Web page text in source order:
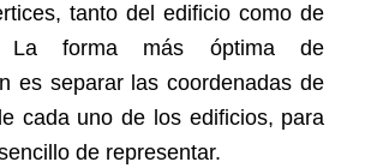
tanto del edificio como de
La forma más óptima de
es separar las coordenadas de
cada uno de los edificios, para
de representar.